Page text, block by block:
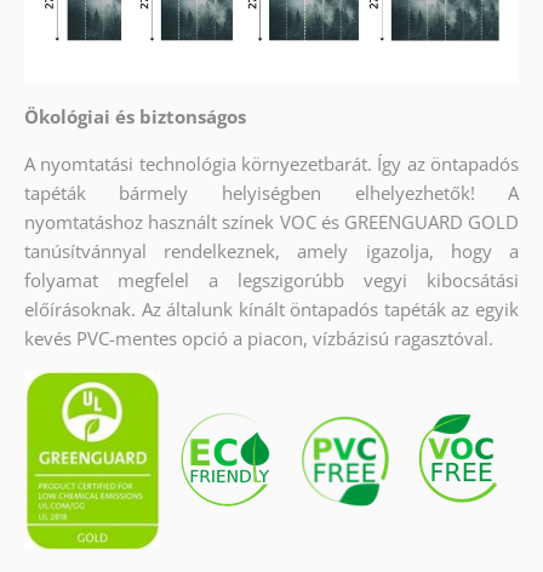
Ökológiai és biztonságos
A nyomtatási technológia környezetbarát. Így az öntapadós
tapéták bármely helyiségben elhelyezhetők! A
nyomtatáshoz használt színek VOC és GREENGUARD GOLD
tanúsítvánnyal rendelkeznek, amely igazolja, hogy a
folyamat megfelel a legszigorúbb vegyi kibocsátási
előírásoknak. Az általunk kínált öntapadós tapéták az egyik
kevés PVC-mentes opció a piacon, vízbázisú ragasztóval.